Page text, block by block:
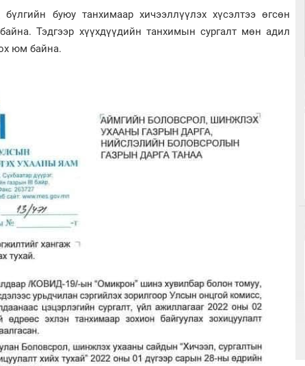
буюу танхимаар хичээллүүлэх хүсэлтээ өгсөн
Тэдгээр хүүхдүүдийн танхимын сургалт мөн адил
юм байна.